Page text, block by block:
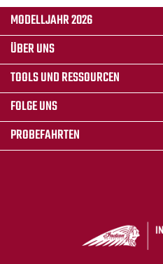
MODELLJAHR 2026
ÜBER UNS
TOOLS UND RESSOURCEN
FOLGE UNS
PROBEFAHRTEN